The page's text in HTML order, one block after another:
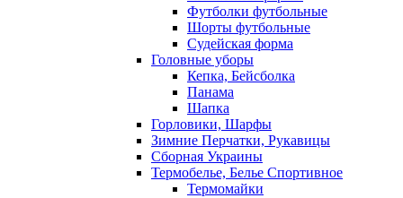
Футболки футбольные
Шорты футбольные
Судейская форма
Головные уборы
Кепка, Бейсболка
Панама
Шапка
Горловики, Шарфы
Зимние Перчатки, Рукавицы
Сборная Украины
Термобелье, Белье Спортивное
Термомайки